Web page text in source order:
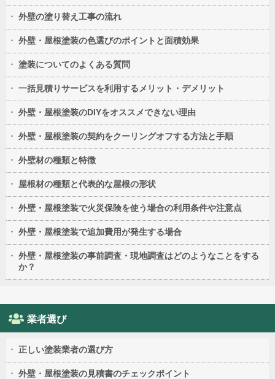
外壁の塗り替え工事の流れ
外壁・屋根塗装の色選びのポイントと面積効果
塗装についてのよくある質問
一括見積りサービスを利用するメリット・デメリット
外壁・屋根塗装のDIYをオススメできない理由
外壁・屋根塗装の契約をクーリングオフする方法と手順
外壁材の種類と特徴
屋根材の種類と代表的な屋根の形状
外壁・屋根塗装で火災保険を使う場合の利用条件や注意点
外壁・屋根塗装で追加費用が発生する場合
外壁・屋根塗装の事前調査・現地調査はどのようなことをする
か？
業者選び
正しい塗装業者の選び方
外壁・屋根塗装の見積書のチェックポイント